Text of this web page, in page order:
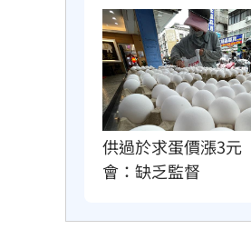
供過於求蛋價漲3元
會：缺乏監督